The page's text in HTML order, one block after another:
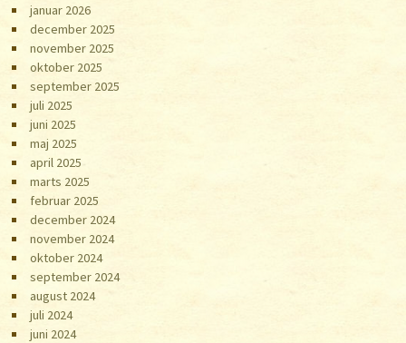
januar 2026
december 2025
november 2025
oktober 2025
september 2025
juli 2025
juni 2025
maj 2025
april 2025
marts 2025
februar 2025
december 2024
november 2024
oktober 2024
september 2024
august 2024
juli 2024
juni 2024